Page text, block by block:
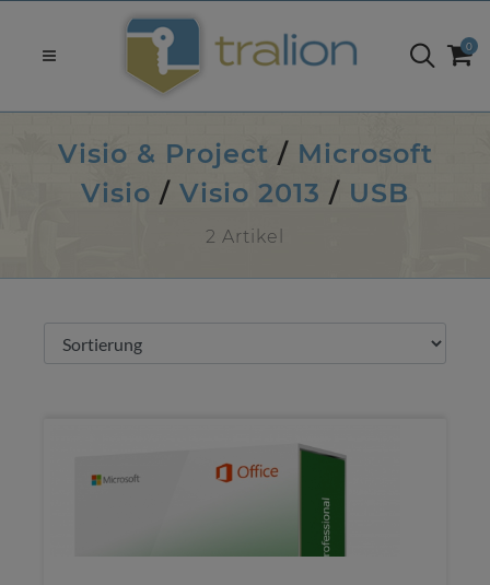
0
Visio & Project / Microsoft
Visio / Visio 2013 / USB
2 Artikel